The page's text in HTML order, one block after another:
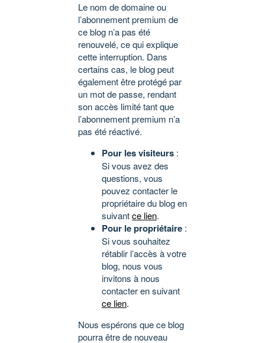
Le nom de domaine ou
l’abonnement premium de
ce blog n’a pas été
renouvelé, ce qui explique
cette interruption. Dans
certains cas, le blog peut
également être protégé par
un mot de passe, rendant
son accès limité tant que
l’abonnement premium n’a
pas été réactivé.
Pour les visiteurs :
Si vous avez des
questions, vous
pouvez contacter le
propriétaire du blog en
suivantce lien.
Pour le propriétaire :
Si vous souhaitez
rétablir l’accès à votre
blog, nous vous
invitons à nous
contacter en suivant
ce lien.
Nous espérons que ce blog
pourra être de nouveau